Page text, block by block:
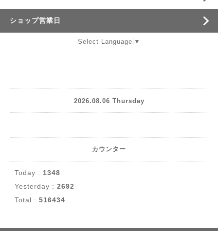
ショップ営業日
Select Language ▼
2026.08.06 Thursday
カウンター
Today : 1348
Yesterday : 2692
Total : 516434